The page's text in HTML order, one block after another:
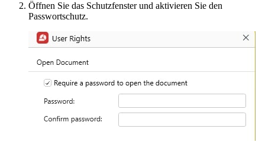
Öffnen Sie das Schutzfenster und aktivieren Sie den
Passwortschutz.